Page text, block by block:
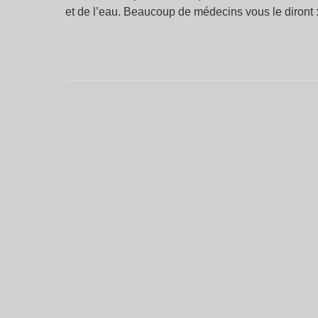
et de l’eau. Beaucoup de médecins vous le diront